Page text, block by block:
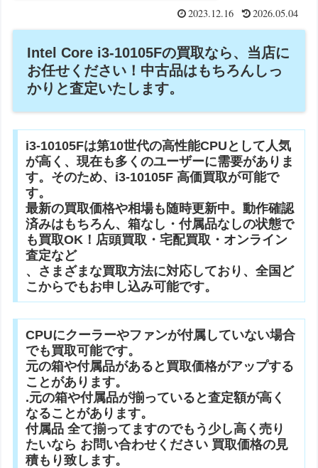
2023.12.16 2026.05.04
Intel Core i3-10105Fの買取なら、当店に
お任せください！中古品はもちろんしっ
かりと査定いたします。
i3-10105Fは第10世代の高性能CPUとして人気
が高く、現在も多くのユーザーに需要がありま
す。そのため、i3-10105F 高価買取が可能で
す。
最新の買取価格や相場も随時更新中。動作確認
済みはもちろん、箱なし・付属品なしの状態で
も買取OK！店頭買取・宅配買取・オンライン
査定など
、さまざまな買取方法に対応しており、全国ど
こからでもお申し込み可能です。
CPUにクーラーやファンが付属していない場合
でも買取可能です。
元の箱や付属品があると買取価格がアップする
ことがあります。
.元の箱や付属品が揃っていると査定額が高く
なることがあります。
付属品 全て揃ってますのでもう少し高く売り
たいなら お問い合わせください 買取価格の見
積もり致します。